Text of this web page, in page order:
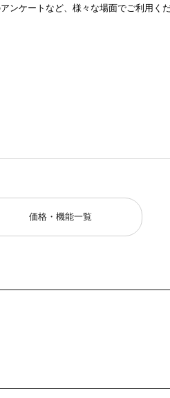
ンケートなど、様々な場面でご利用く
価格・機能一覧